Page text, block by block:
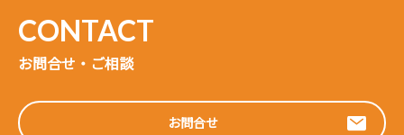
お問合せ・ご相談
お問合せ